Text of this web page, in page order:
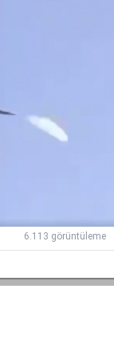
6.113 görüntüleme